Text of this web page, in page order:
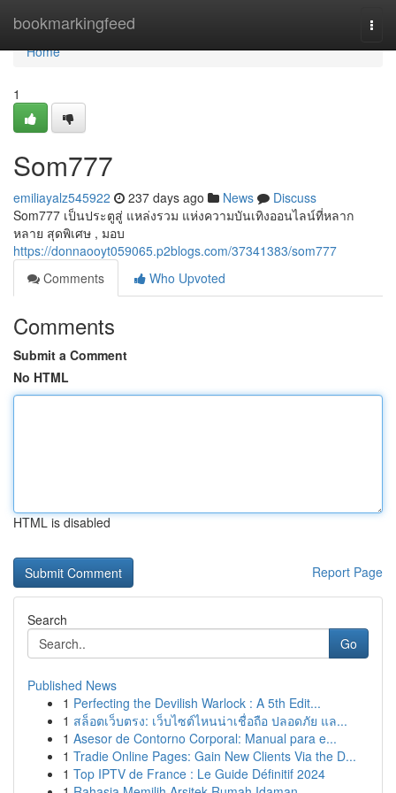
bookmarkingfeed
Home
Home
1
Som777
emiliayalz545922 237 days ago News
Discuss
Som777 เป็นประตูสู่ แหล่งรวม แห่งความบันเทิงออนไลน์ที่หลาก
หลาย สุดพิเศษ , มอบ
https://donnaooyt059065.p2blogs.com/37341383/som777
Comments
Who Upvoted
Comments
Submit a Comment
No HTML
HTML is disabled
Report Page
Search
Go
Published News
1 Perfecting the Devilish Warlock : A 5th Edit...
1 สล็อตเว็บตรง: เว็บไซต์ไหนน่าเชื่อถือ ปลอดภัย แล...
1 Asesor de Contorno Corporal: Manual para e...
1 Tradie Online Pages: Gain New Clients Via the D...
1 Top IPTV de France : Le Guide Définitif 2024